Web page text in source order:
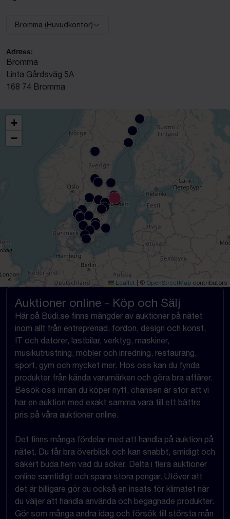
Välj anläggning:
Bromma (Huvudkontor)
Adress:
Bromma
Linta Gårdsväg 5A
168 74 Bromma
+
−
Leaflet © OpenStreetMap contributors
Auktioner online - Köp och Sälj
Här på Budi.se finns mängder av auktioner på nätet
inom allt från entreprenad, fordon, design och konst,
IT och datorer, lastbilar, verktyg, maskiner,
musikutrustning, möbler och inredning, restaurang,
sport, gym och mycket mer. Hos oss kan du fynda
produkter från kända varumärken och göra bra affärer.
Besök oss innan du köper nytt, chansen är stor att vi
har en auktion med exakt samma vara till ett bättre
pris på våra auktioner online.
Det finns många fördelar med att handla på auktion på
nätet. Du får bra överblick och kan snabbt, smidigt och
säkert buda hem vad du söker. Delta i flera auktioner
online samtidigt och spara stora pengar. Utöver att
det är billigare gör du också en insats för klimatet när
du väljer att handla använda och begagnade produkter.
Gör som många andra idag och försök till största mån